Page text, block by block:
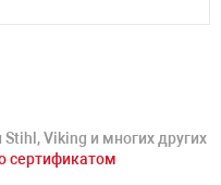
Viking и многих других
сертификатом